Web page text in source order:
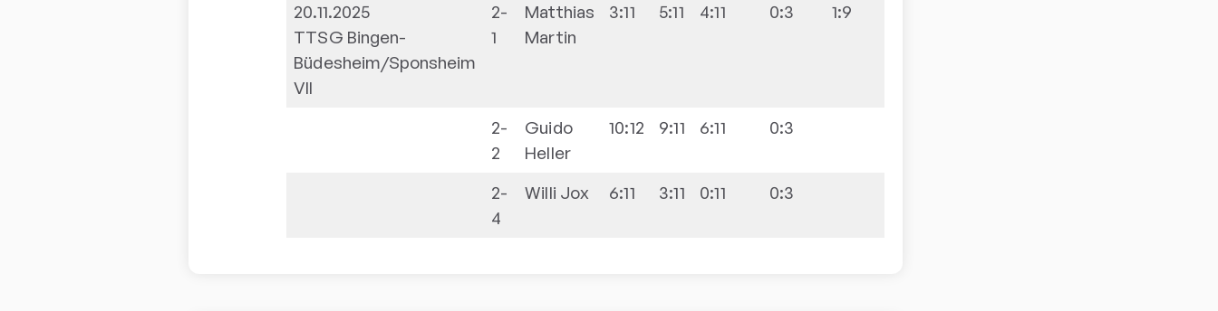
20.11.2025
TTSG Bingen-
Büdesheim/Sponsheim
VII
2-
1
Matthias
Martin
3:11 5:11 4:11 0:3 1:9
2-
2
Guido
Heller
10:12 9:11 6:11 0:3
2-
4
Willi Jox 6:11 3:11 0:11 0:3